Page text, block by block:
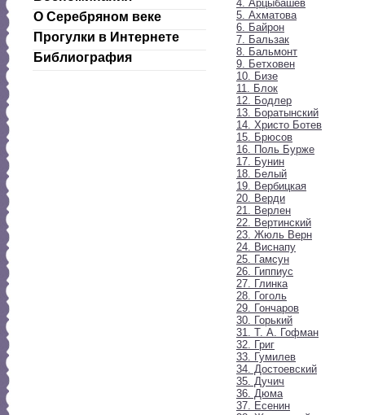
О Серебряном веке
Прогулки в Интернете
Библиография
4. Арцыбашев
5. Ахматова
6. Байрон
7. Бальзак
8. Бальмонт
9. Бетховен
10. Бизе
11. Блок
12. Бодлер
13. Боратынский
14. Христо Ботев
15. Брюсов
16. Поль Бурже
17. Бунин
18. Белый
19. Вербицкая
20. Верди
21. Верлен
22. Вертинский
23. Жюль Верн
24. Виснапу
25. Гамсун
26. Гиппиус
27. Глинка
28. Гоголь
29. Гончаров
30. Горький
31. Т. А. Гофман
32. Григ
33. Гумилев
34. Достоевский
35. Дучич
36. Дюма
37. Есенин